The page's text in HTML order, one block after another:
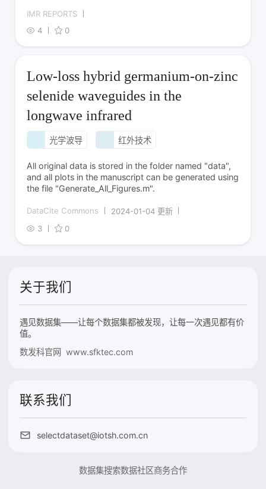
IMR REPORTS
4
0
Low-loss hybrid germanium-on-zinc
selenide waveguides in the
longwave infrared
光学波导 红外技术
All original data is stored in the folder named "data",
and all plots in the manuscript can be generated using
the file "Generate_All_Figures.m".
DataCite Commons
2024-01-04 更新
3
0
关于我们
遇见数据集——让每个数据集都被发现，让每一次遇见都有价
值。
数发科官网 www.sfktec.com
联系我们
selectdataset@iotsh.com.cn
数据集搜索数据社区商务合作